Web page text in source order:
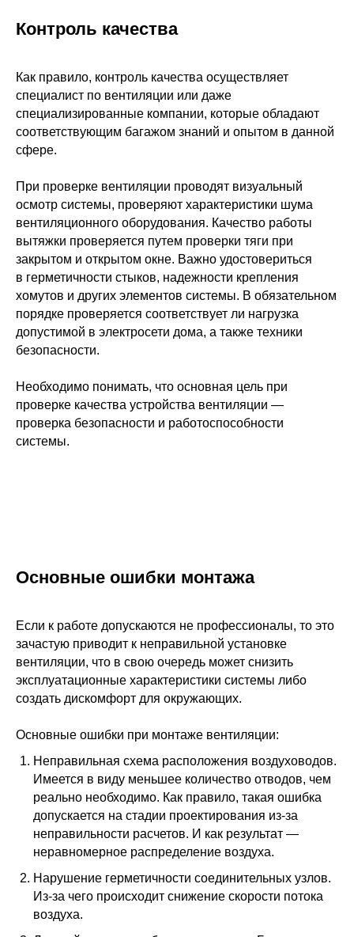
Контроль качества
Как правило, контроль качества осуществляет
специалист по вентиляции или даже
специализированные компании, которые обладают
соответствующим багажом знаний и опытом в данной
сфере.
При проверке вентиляции проводят визуальный
осмотр системы, проверяют характеристики шума
вентиляционного оборудования. Качество работы
вытяжки проверяется путем проверки тяги при
закрытом и открытом окне. Важно удостовериться
в герметичности стыков, надежности крепления
хомутов и других элементов системы. В обязательном
порядке проверяется соответствует ли нагрузка
допустимой в электросети дома, а также техники
безопасности.
Необходимо понимать, что основная цель при
проверке качества устройства вентиляции —
проверка безопасности и работоспособности
системы.
Основные ошибки монтажа
Если к работе допускаются не профессионалы, то это
зачастую приводит к неправильной установке
вентиляции, что в свою очередь может снизить
эксплуатационные характеристики системы либо
создать дискомфорт для окружающих.
Основные ошибки при монтаже вентиляции:
Неправильная схема расположения воздуховодов.
Имеется в виду меньшее количество отводов, чем
реально необходимо. Как правило, такая ошибка
допускается на стадии проектирования из-за
неправильности расчетов. И как результат —
неравномерное распределение воздуха.
Нарушение герметичности соединительных узлов.
Из-за чего происходит снижение скорости потока
воздуха.